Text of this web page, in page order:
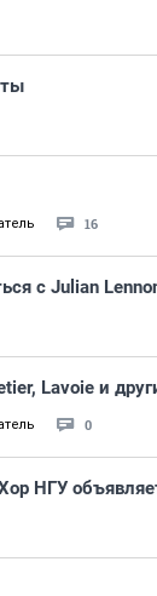
16
с Julian
Lavoie и
0
НГУ